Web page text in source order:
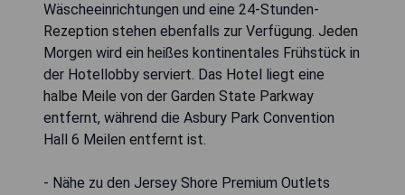
Wäscheeinrichtungen und eine 24-Stunden-
Rezeption stehen ebenfalls zur Verfügung. Jeden
Morgen wird ein heißes kontinentales Frühstück in
der Hotellobby serviert. Das Hotel liegt eine
halbe Meile von der Garden State Parkway
entfernt, während die Asbury Park Convention
Hall 6 Meilen entfernt ist.
- Nähe zu den Jersey Shore Premium Outlets